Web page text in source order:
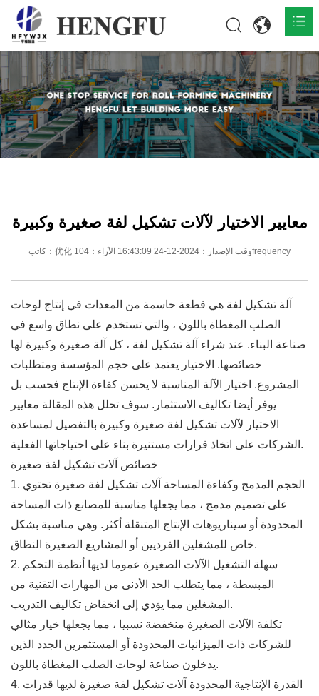
المنزل
المنتجات 
حول 
معايير الاختيار لآلات تشكيل لفة صغيرة وكبيرة
كاتب：优化 وقت الإصدار：2024-12-24 16:43:09 الآراء：104frequency
آلة تشكيل لفة هي قطعة حاسمة من المعدات في إنتاج لوحات
الصلب المغطاة باللون ، والتي تستخدم على نطاق واسع في
صناعة البناء. عند شراء آلة تشكيل لفة ، كل آلة صغيرة وكبيرة لها
خصائصها. الاختيار يعتمد على حجم المؤسسة ومتطلبات
المشروع. اختيار الآلة المناسبة لا يحسن كفاءة الإنتاج فحسب بل
يوفر أيضا تكاليف الاستثمار. سوف تحلل هذه المقالة معايير
الاختيار لآلات تشكيل لفة صغيرة وكبيرة بالتفصيل لمساعدة
الشركات على اتخاذ قرارات مستنيرة بناء على احتياجاتها الفعلية.
خصائص آلات تشكيل لفة صغيرة
1. الحجم المدمج وكفاءة المساحة آلات تشكيل لفة صغيرة تحتوي
على تصميم مدمج ، مما يجعلها مناسبة للمصانع ذات المساحة
المحدودة أو سيناريوهات الإنتاج المتنقلة أكثر. وهي مناسبة بشكل
خاص للمشغلين الفرديين أو المشاريع الصغيرة النطاق.
2. سهلة التشغيل الآلات الصغيرة عموما لديها أنظمة التحكم
المبسطة ، مما يتطلب الحد الأدنى من المهارات التقنية من
المشغلين مما يؤدي إلى انخفاض تكاليف التدريب.
تكلفة الآلات الصغيرة منخفضة نسبيا ، مما يجعلها خيار مثالي
للشركات ذات الميزانيات المحدودة أو المستثمرين الجدد الذين
يدخلون صناعة لوحات الصلب المغطاة باللون.
4. القدرة الإنتاجية المحدودة آلات تشكيل لفة صغيرة لديها قدرات